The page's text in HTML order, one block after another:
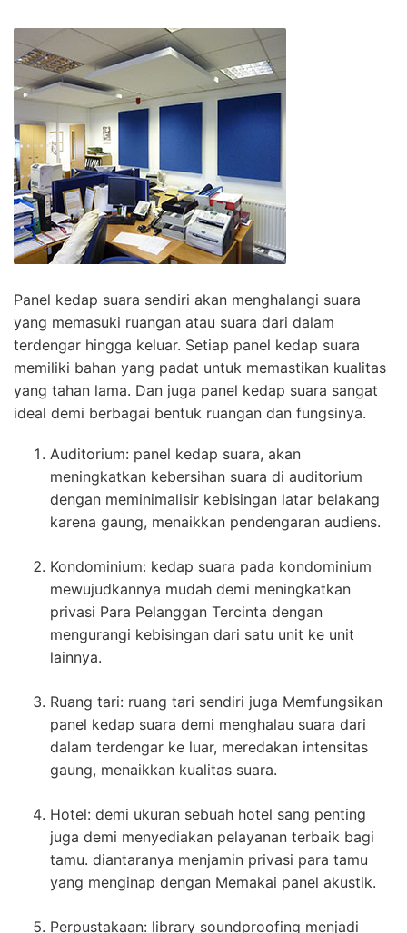
Panel kedap suara sendiri akan menghalangi suara
yang memasuki ruangan atau suara dari dalam
terdengar hingga keluar. Setiap panel kedap suara
memiliki bahan yang padat untuk memastikan kualitas
yang tahan lama. Dan juga panel kedap suara sangat
ideal demi berbagai bentuk ruangan dan fungsinya.
Auditorium: panel kedap suara, akan
meningkatkan kebersihan suara di auditorium
dengan meminimalisir kebisingan latar belakang
karena gaung, menaikkan pendengaran audiens.
Kondominium: kedap suara pada kondominium
mewujudkannya mudah demi meningkatkan
privasi Para Pelanggan Tercinta dengan
mengurangi kebisingan dari satu unit ke unit
lainnya.
Ruang tari: ruang tari sendiri juga Memfungsikan
panel kedap suara demi menghalau suara dari
dalam terdengar ke luar, meredakan intensitas
gaung, menaikkan kualitas suara.
Hotel: demi ukuran sebuah hotel sang penting
juga demi menyediakan pelayanan terbaik bagi
tamu. diantaranya menjamin privasi para tamu
yang menginap dengan Memakai panel akustik.
Perpustakaan: library soundproofing menjadi